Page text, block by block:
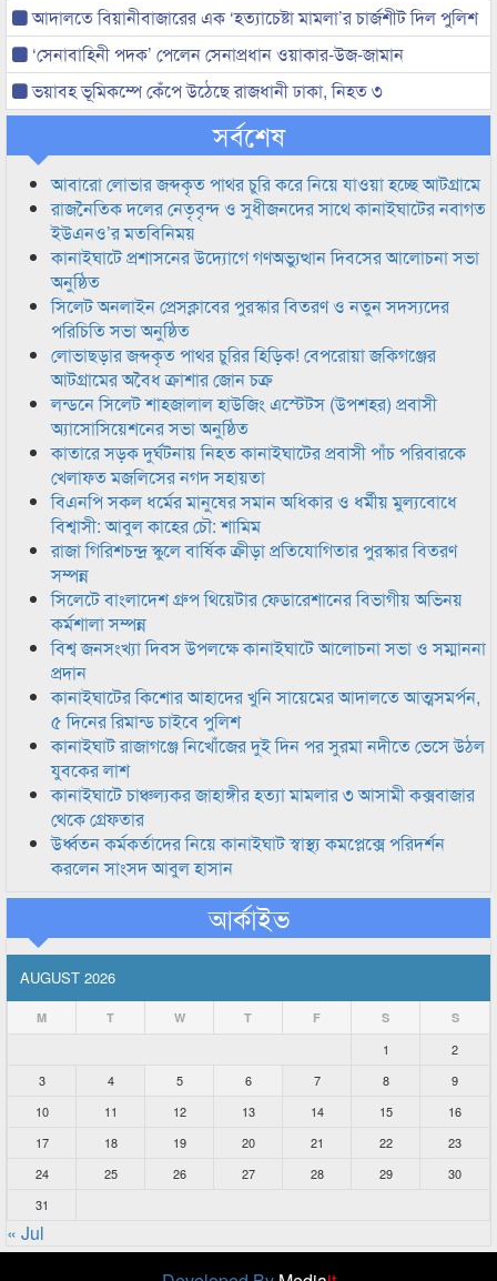
আদালতে বিয়ানীবাজারের এক ‘হত্যাচেষ্টা মামলা’র চার্জশীট দিল পুলিশ
‘সেনাবাহিনী পদক’ পেলেন সেনাপ্রধান ওয়াকার-উজ-জামান
ভয়াবহ ভূমিকম্পে কেঁপে উঠেছে রাজধানী ঢাকা, নিহত ৩
সর্বশেষ
আবারো লোভার জব্দকৃত পাথর চুরি করে নিয়ে যাওয়া হচ্ছে আটগ্রামে
রাজনৈতিক দলের নেতৃবৃন্দ ও সুধীজনদের সাথে কানাইঘাটের নবাগত
ইউএনও’র মতবিনিময়
কানাইঘাটে প্রশাসনের উদ্যোগে গণঅভ্যুত্থান দিবসের আলোচনা সভা
অনুষ্ঠিত
সিলেট অনলাইন প্রেসক্লাবের পুরস্কার বিতরণ ও নতুন সদস্যদের
পরিচিতি সভা অনুষ্ঠিত
লোভাছড়ার জব্দকৃত পাথর চুরির হিড়িক! বেপরোয়া জকিগঞ্জের
আটগ্রামের অবৈধ ক্রাশার জোন চক্র
লন্ডনে সিলেট শাহজালাল হাউজিং এস্টেটস (উপশহর) প্রবাসী
অ্যাসোসিয়েশনের সভা অনুষ্ঠিত
কাতারে সড়ক দুর্ঘটনায় নিহত কানাইঘাটের প্রবাসী পাঁচ পরিবারকে
খেলাফত মজলিসের নগদ সহায়তা
বিএনপি সকল ধর্মের মানুষের সমান অধিকার ও ধর্মীয় মুল্যবোধে
বিশ্বাসী: আবুল কাহের চৌ: শামিম
রাজা গিরিশচন্দ্র স্কুলে বার্ষিক ক্রীড়া প্রতিযোগিতার পুরস্কার বিতরণ
সম্পন্ন
সিলেটে বাংলাদেশ গ্রুপ থিয়েটার ফেডারেশানের বিভাগীয় অভিনয়
কর্মশালা সম্পন্ন
বিশ্ব জনসংখ্যা দিবস উপলক্ষে কানাইঘাটে আলোচনা সভা ও সম্মাননা
প্রদান
কানাইঘাটের কিশোর আহাদের খুনি সায়েমের আদালতে আত্মসমর্পন,
৫ দিনের রিমান্ড চাইবে পুলিশ
কানাইঘাট রাজাগঞ্জে নিখোঁজের দুই দিন পর সুরমা নদীতে ভেসে উঠল
যুবকের লাশ
কানাইঘাটে চাঞ্চল্যকর জাহাঙ্গীর হত্যা মামলার ৩ আসামী কক্সবাজার
থেকে গ্রেফতার
উর্ধ্বতন কর্মকর্তাদের নিয়ে কানাইঘাট স্বাস্থ্য কমপ্লেক্সে পরিদর্শন
করলেন সাংসদ আবুল হাসান
আর্কাইভ
AUGUST 2026
M T W T F S S
1
2
3
4 5 6 7 8
9
10
11 12 13 14 15
16
17
18 19 20 21 22
23
24
25 26 27 28 29
30
31
« Jul